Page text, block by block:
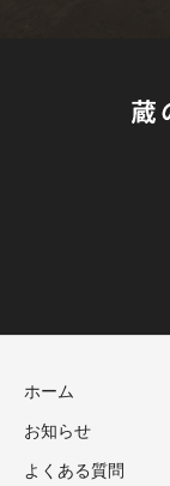
ホーム
お知らせ
よくある質問